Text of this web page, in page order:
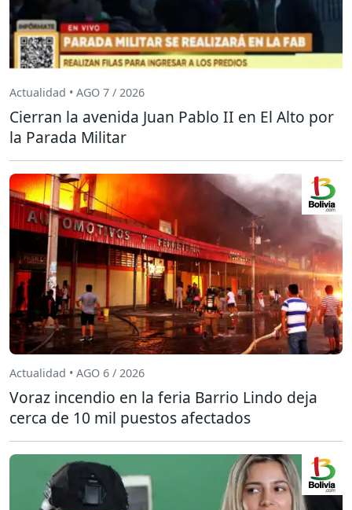
Actualidad • AGO 7 / 2026
Cierran la avenida Juan Pablo II en El Alto por
la Parada Militar
Actualidad • AGO 6 / 2026
Voraz incendio en la feria Barrio Lindo deja
cerca de 10 mil puestos afectados